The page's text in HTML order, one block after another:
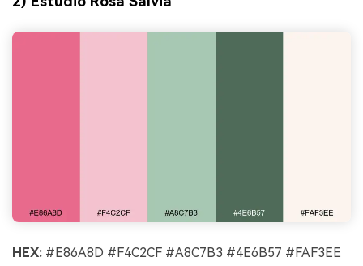
HEX: #E86A8D #F4C2CF #A8C7B3 #4E6B57 #FAF3EE